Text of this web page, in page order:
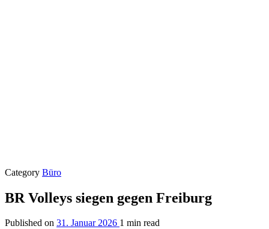
Category Büro
BR Volleys siegen gegen Freiburg
Published on 31. Januar 2026 1 min read